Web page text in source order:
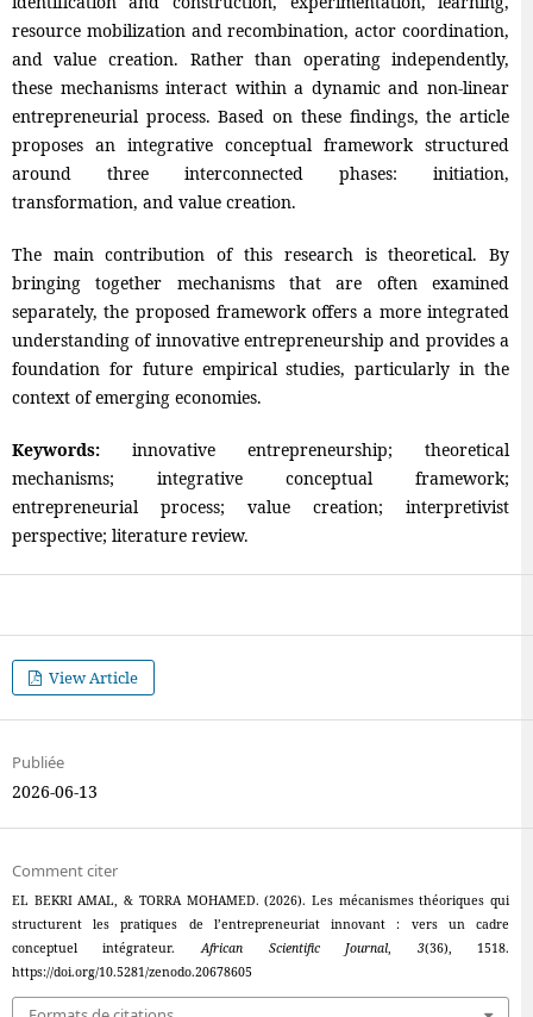
resource mobilization and recombination, actor coordination,
and value creation. Rather than operating independently,
these mechanisms interact within a dynamic and non-linear
entrepreneurial process. Based on these findings, the article
proposes an integrative conceptual framework structured
around three interconnected phases: initiation,
transformation, and value creation.
The main contribution of this research is theoretical. By
bringing together mechanisms that are often examined
separately, the proposed framework offers a more integrated
understanding of innovative entrepreneurship and provides a
foundation for future empirical studies, particularly in the
context of emerging economies.
Keywords:innovative entrepreneurship; theoretical
mechanisms; integrative conceptual framework;
entrepreneurial process; value creation; interpretivist
perspective; literature review.
View Article
Publiée
2026-06-13
Comment citer
EL BEKRI AMAL, & TORRA MOHAMED. (2026). Les mécanismes théoriques qui
structurent les pratiques de l’entrepreneuriat innovant : vers un cadre
conceptuel intégrateur.African Scientific Journal, 3(36), 1518.
https://doi.org/10.5281/zenodo.20678605